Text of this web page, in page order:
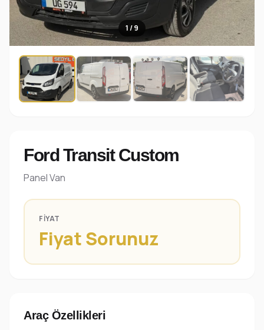
1 / 9
Ford Transit Custom
Panel Van
FIYAT
Fiyat Sorunuz
Araç Özellikleri